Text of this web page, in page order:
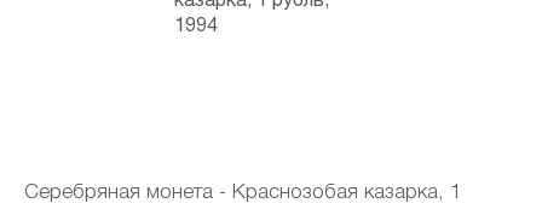
Серебряная монета - Краснозобая казарка, 1